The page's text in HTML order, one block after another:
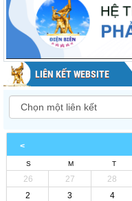
LIÊN KẾT WEBSITE
S M T
26 27 28
2
3 4